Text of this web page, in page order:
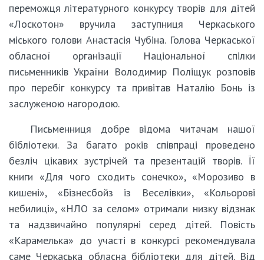
переможця літературного конкурсу творів для дітей
«Лоскотон» вручила заступниця Черкаського
міського голови Анастасія Чубіна. Голова Черкаської
обласної організації Національної спілки
письменників України Володимир Поліщук розповів
про перебіг конкурсу та привітав Наталію Бонь із
заслуженою нагородою.
Письменниця добре відома читачам нашої
бібліотеки. За багато років співпраці проведено
безліч цікавих зустрічей та презентацій творів. Її
книги «Для чого сходить сонечко», «Морозиво в
кишені», «Бізнесбойз із Веселівки», «Кольорові
небилиці», «НЛО за селом» отримали низку відзнак
та надзвичайно популярні серед дітей. Повість
«Карамелька» до участі в конкурсі рекомендувала
саме Черкаська обласна бібліотеки для дітей. Від